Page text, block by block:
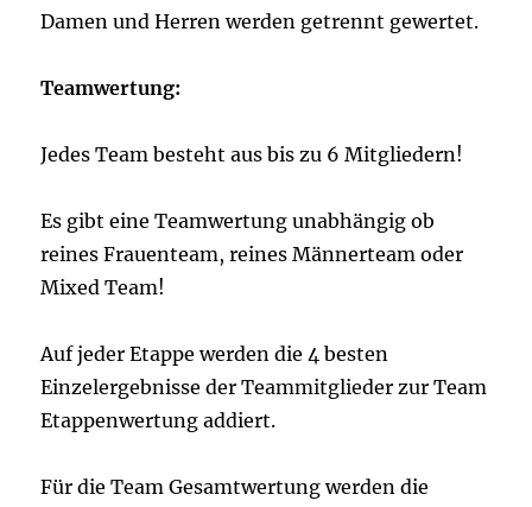
Damen und Herren werden getrennt gewertet.
Teamwertung:
Jedes Team besteht aus bis zu 6 Mitgliedern!
Es gibt eine Teamwertung unabhängig ob
reines Frauenteam, reines Männerteam oder
Mixed Team!
Auf jeder Etappe werden die 4 besten
Einzelergebnisse der Teammitglieder zur Team
Etappenwertung addiert.
Für die Team Gesamtwertung werden die